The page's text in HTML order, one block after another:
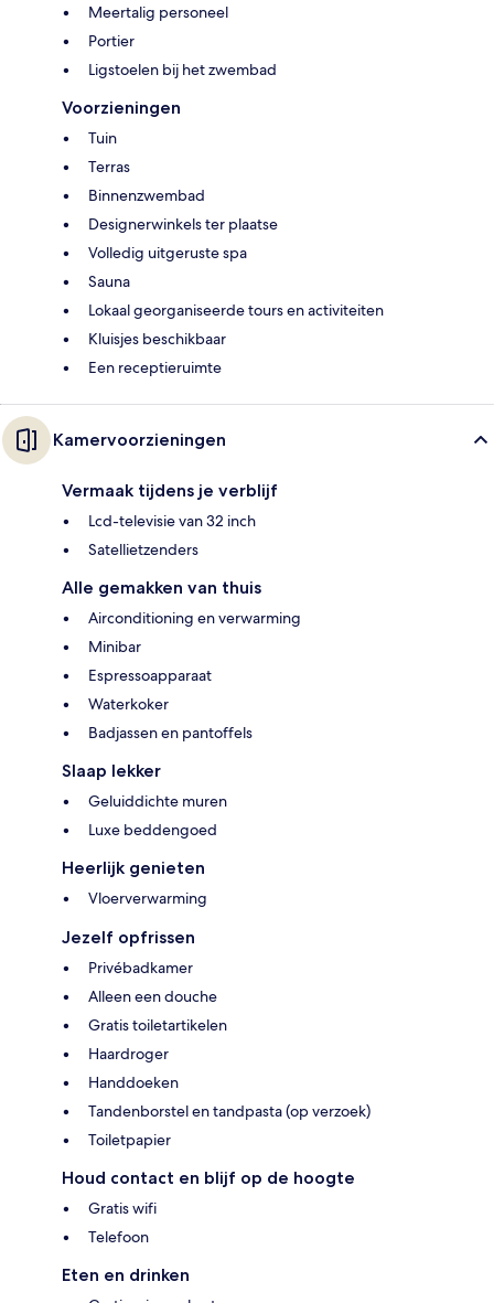
Meertalig personeel
Portier
Ligstoelen bij het zwembad
Voorzieningen
Tuin
Terras
Binnenzwembad
Designerwinkels ter plaatse
Volledig uitgeruste spa
Sauna
Lokaal georganiseerde tours en activiteiten
Kluisjes beschikbaar
Een receptieruimte
Kamervoorzieningen
Vermaak tijdens je verblijf
Lcd-televisie van 32 inch
Satellietzenders
Alle gemakken van thuis
Airconditioning en verwarming
Minibar
Espressoapparaat
Waterkoker
Badjassen en pantoffels
Slaap lekker
Geluiddichte muren
Luxe beddengoed
Heerlijk genieten
Vloerverwarming
Jezelf opfrissen
Privébadkamer
Alleen een douche
Gratis toiletartikelen
Haardroger
Handdoeken
Tandenborstel en tandpasta (op verzoek)
Toiletpapier
Houd contact en blijf op de hoogte
Gratis wifi
Telefoon
Eten en drinken